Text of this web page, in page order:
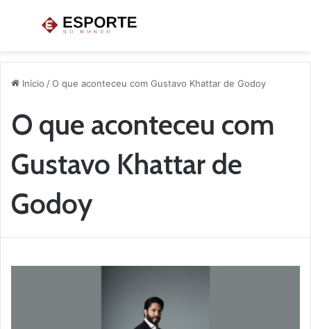
Menu
Início /O que aconteceu com Gustavo Khattar de Godoy
O que aconteceu com
Gustavo Khattar de
Godoy